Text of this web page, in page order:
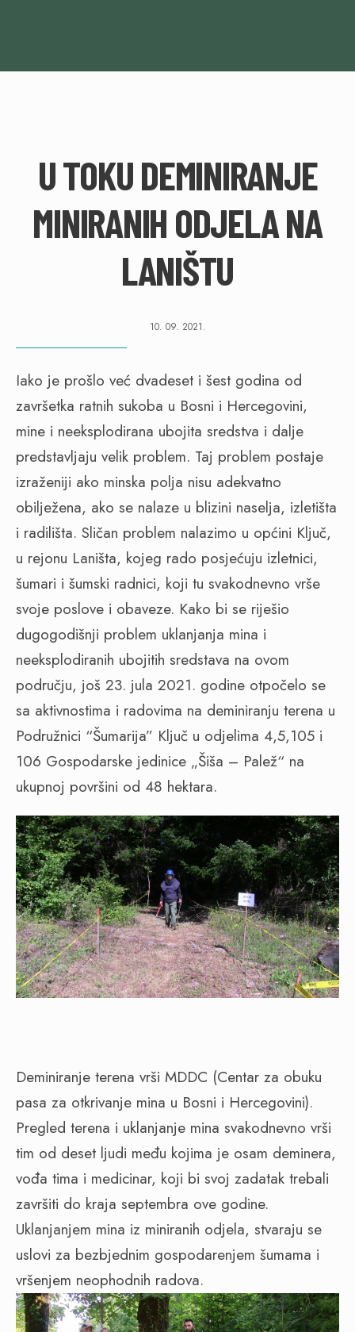
U TOKU DEMINIRANJE
MINIRANIH ODJELA NA
LANIŠTU
10. 09. 2021.
Iako je prošlo već dvadeset i šest godina od
završetka ratnih sukoba u Bosni i Hercegovini,
mine i neeksplodirana ubojita sredstva i dalje
predstavljaju velik problem. Taj problem postaje
izraženiji ako minska polja nisu adekvatno
obilježena, ako se nalaze u blizini naselja, izletišta
i radilišta. Sličan problem nalazimo u općini Ključ,
u rejonu Laništa, kojeg rado posjećuju izletnici,
šumari i šumski radnici, koji tu svakodnevno vrše
svoje poslove i obaveze. Kako bi se riješio
dugogodišnji problem uklanjanja mina i
neeksplodiranih ubojitih sredstava na ovom
području, još 23. jula 2021. godine otpočelo se
sa aktivnostima i radovima na deminiranju terena u
Podružnici “Šumarija” Ključ u odjelima 4,5,105 i
106 Gospodarske jedinice „Šiša – Palež“ na
ukupnoj površini od 48 hektara.
Deminiranje terena vrši MDDC (Centar za obuku
pasa za otkrivanje mina u Bosni i Hercegovini).
Pregled terena i uklanjanje mina svakodnevno vrši
tim od deset ljudi među kojima je osam deminera,
vođa tima i medicinar, koji bi svoj zadatak trebali
završiti do kraja septembra ove godine.
Uklanjanjem mina iz miniranih odjela, stvaraju se
uslovi za bezbjednim gospodarenjem šumama i
vršenjem neophodnih radova.